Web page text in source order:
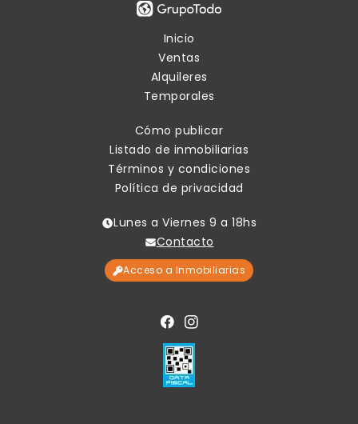
Inicio
Ventas
Alquileres
Temporales
Cómo publicar
Listado de inmobiliarias
Términos y condiciones
Política de privacidad
Lunes a Viernes 9 a 18hs
Contacto
Acceso a Inmobiliarias